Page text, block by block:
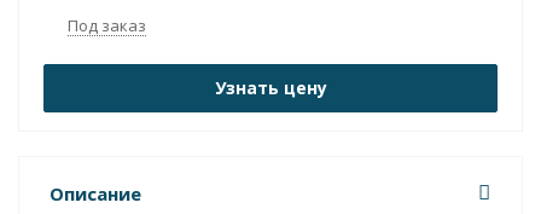
Под заказ
Узнать цену
Описание